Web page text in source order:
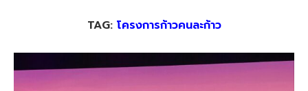
TAG: โครงการก้าวคนละก้าว